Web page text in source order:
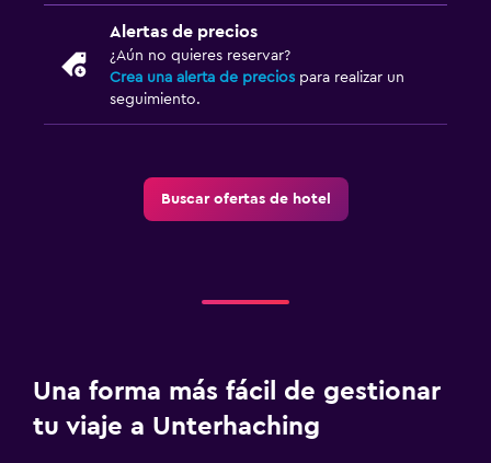
Alertas de precios
¿Aún no quieres reservar?
Crea una alerta de precios para realizar un
seguimiento.
Buscar ofertas de hotel
Una forma más fácil de gestionar
tu viaje a Unterhaching